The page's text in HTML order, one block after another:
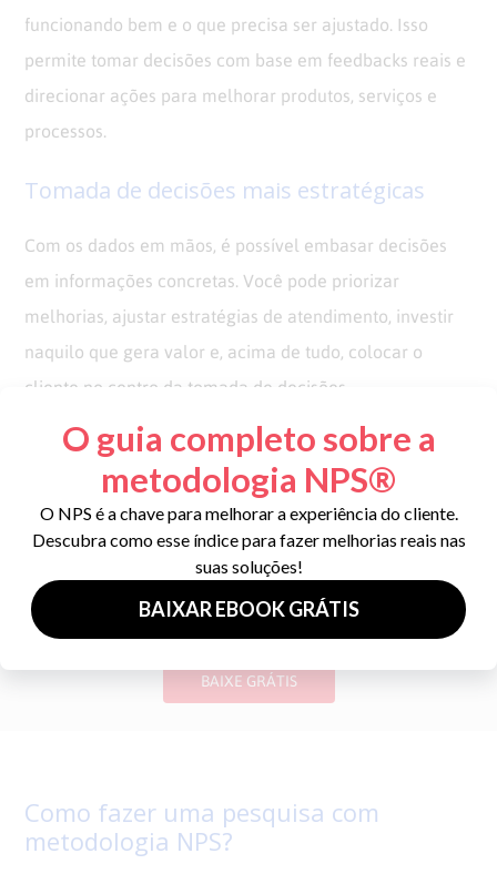
funcionando bem e o que precisa ser ajustado. Isso
permite tomar decisões com base em feedbacks reais e
direcionar ações para melhorar produtos, serviços e
processos.
Tomada de decisões mais estratégicas
Com os dados em mãos, é possível embasar decisões
em informações concretas. Você pode priorizar
melhorias, ajustar estratégias de atendimento, investir
naquilo que gera valor e, acima de tudo, colocar o
cliente no centro da tomada de decisões.
MATERIAIS
Ebook NPS: O guia definitivo
Tudo que você precisa saber sobre o indicador de
lealdade mais popular do mundo
BAIXE GRÁTIS
Como fazer uma pesquisa com
metodologia NPS?